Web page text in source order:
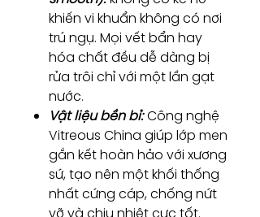
khiến vi khuẩn không có nơi
trú ngụ. Mọi vết bẩn hay
hóa chất đều dễ dàng bị
rửa trôi chỉ với một lần gạt
nước.
Vật liệu bền bỉ:Công nghệ
Vitreous China giúp lớp men
gắn kết hoàn hảo với xương
sứ, tạo nên một khối thống
nhất cứng cáp, chống nứt